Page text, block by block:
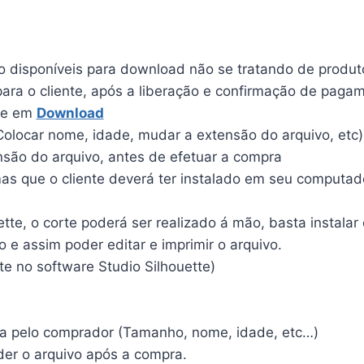
disponíveis para download não se tratando de
o cliente, após a liberação e confirmação de
em Download
nome, idade, mudar a extensão do arquivo, etc)
do arquivo, antes de efetuar a compra
que o cliente deverá ter instalado em seu
o corte poderá ser realizado á mão, basta
assim poder editar e imprimir o arquivo.
no software Studio Silhouette)
pelo comprador (Tamanho, nome, idade, etc…)
o arquivo após a compra.